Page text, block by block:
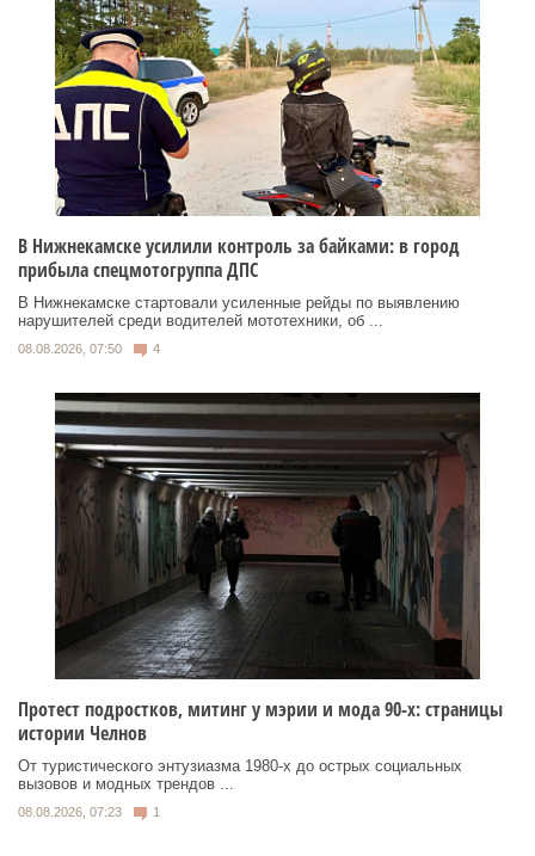
В Нижнекамске усилили контроль за байками: в город
прибыла спецмотогруппа ДПС
В Нижнекамске стартовали усиленные рейды по выявлению
нарушителей среди водителей мототехники, об ...
08.08.2026, 07:50 4
Протест подростков, митинг у мэрии и мода 90-х: страницы
истории Челнов
От туристического энтузиазма 1980‑х до острых социальных
вызовов и модных трендов ...
08.08.2026, 07:23 1